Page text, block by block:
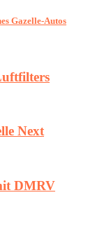
Gazelle-Autos
Next
DMRV